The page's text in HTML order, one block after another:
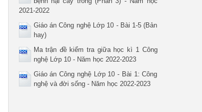
2021-2022
Giáo án Công nghệ Lớp 10 - Bài 1-5 (Bản
hay)
Ma trận đề kiểm tra giữa học kì 1 Công
nghệ Lớp 10 - Năm học 2022-2023
Giáo án Công nghệ Lớp 10 - Bài 1: Công
nghệ và đời sống - Năm học 2022-2023